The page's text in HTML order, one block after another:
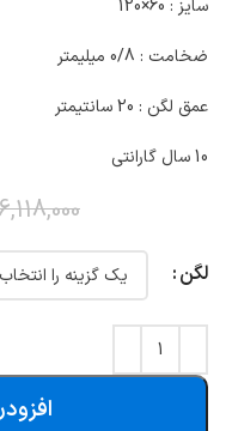
سایز : 60×120
ضخامت : 0/8 میلیمتر
عمق لگن : 20 سانتیمتر
10 سال گارانتی
لگن